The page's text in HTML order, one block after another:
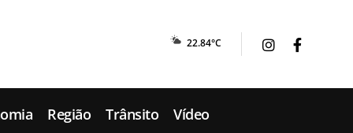
22.84°C
Região Trânsito
Vídeo